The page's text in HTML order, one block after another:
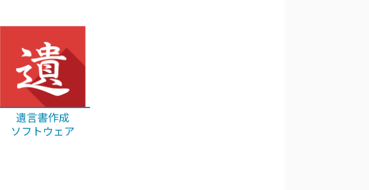
遺言書作成
ソフトウェア